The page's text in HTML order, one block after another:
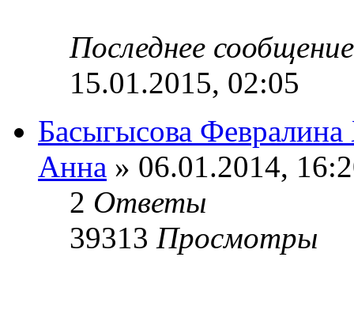
Последнее
15.01.2015, 02:05
Басыгысова
Анна » 06.01.2014,
2 Ответы
39313 Просмотры